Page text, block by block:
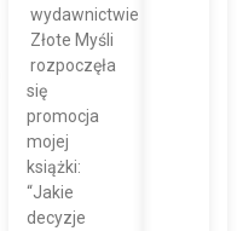
wydawnictwie
Złote Myśli
rozpoczęła
się
promocja
mojej
książki:
“Jakie
decyzje